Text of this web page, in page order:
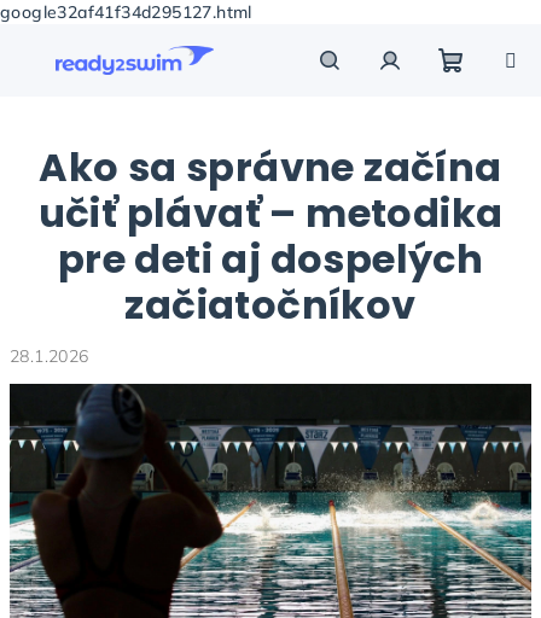
google32af41f34d295127.html
košík
Ako sa správne začína
učiť plávať – metodika
pre deti aj dospelých
začiatočníkov
28.1.2026